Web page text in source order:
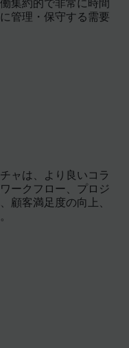
集約的で非常に時間
管理・保守する需要
ャは、より良いコラ
ークフロー、プロジ
顧客満足度の向上、